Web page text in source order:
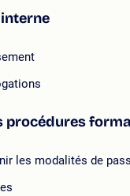
procédures
les modalités de